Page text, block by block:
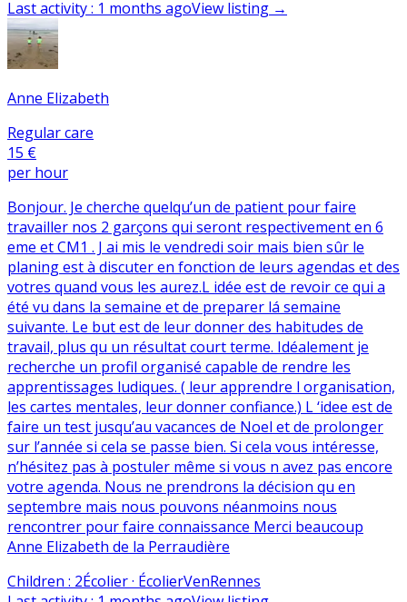
Last activity: 1 months agoView listing →
Anne Elizabeth
Regular care
15 €
per hour
Bonjour. Je cherche quelqu’un de patient pour faire
travailler nos 2 garçons qui seront respectivement en 6
eme et CM1 . J ai mis le vendredi soir mais bien sûr le
planing est à discuter en fonction de leurs agendas et des
votres quand vous les aurez.L idée est de revoir ce qui a
été vu dans la semaine et de preparer lá semaine
suivante. Le but est de leur donner des habitudes de
travail, plus qu un résultat court terme. Idéalement je
recherche un profil organisé capable de rendre les
apprentissages ludiques. ( leur apprendre l organisation,
les cartes mentales, leur donner confiance.) L ‘idee est de
faire un test jusqu’au vacances de Noel et de prolonger
sur l’année si cela se passe bien. Si cela vous intéresse,
n’hésitez pas à postuler même si vous n avez pas encore
votre agenda. Nous ne prendrons la décision qu en
septembre mais nous pouvons néanmoins nous
rencontrer pour faire connaissance Merci beaucoup
Anne Elizabeth de la Perraudière
Children : 2Écolier · ÉcolierVenRennes